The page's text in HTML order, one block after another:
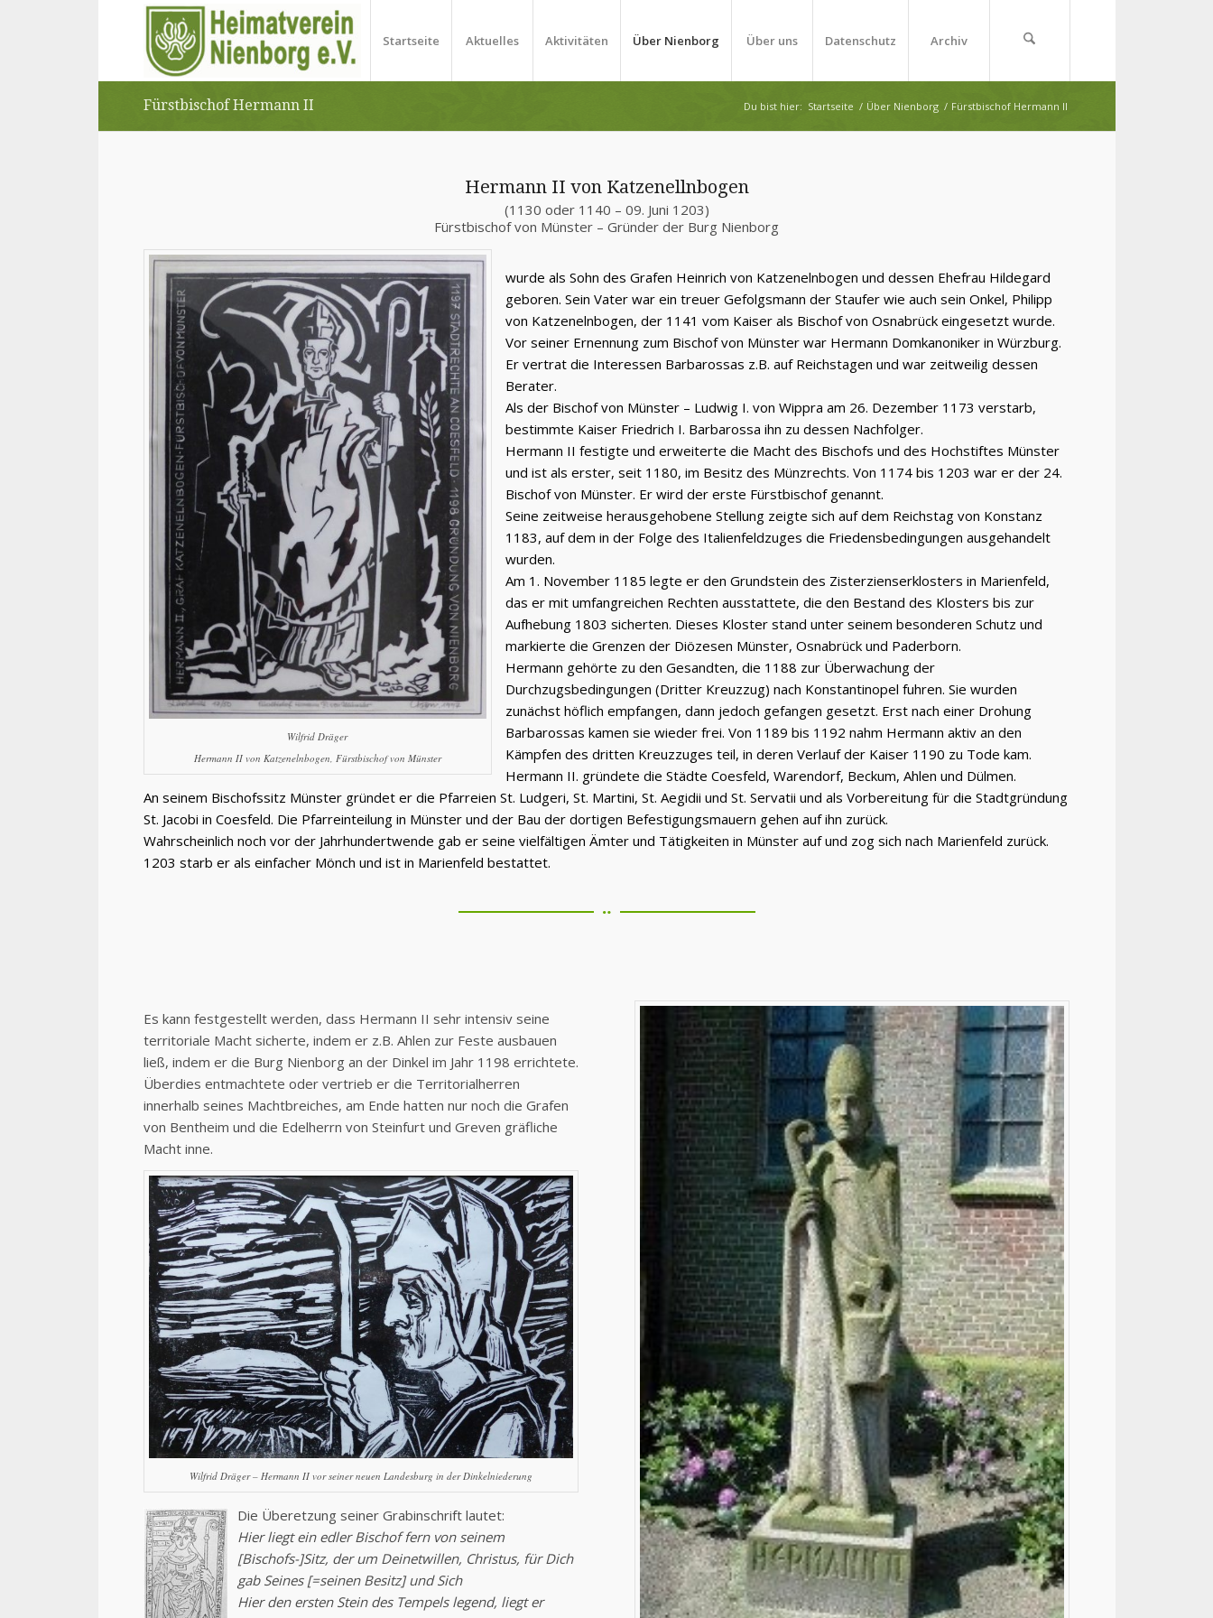
Startseite Aktuelles Aktivitäten Über Nienborg Über uns Datenschutz Archiv
Fürstbischof Hermann II Du bist hier: Startseite / Über Nienborg / Fürstbischof Hermann II
Hermann II von Katzenellnbogen
(1130 oder 1140 – 09. Juni 1203)
Fürstbischof von Münster – Gründer der Burg Nienborg
Wilfrid Dräger
Hermann II von Katzenelnbogen, Fürstbischof von Münster
wurde als Sohn des Grafen Heinrich von Katzenelnbogen und dessen Ehefrau Hildegard
geboren. Sein Vater war ein treuer Gefolgsmann der Staufer wie auch sein Onkel, Philipp
von Katzenelnbogen, der 1141 vom Kaiser als Bischof von Osnabrück eingesetzt wurde.
Vor seiner Ernennung zum Bischof von Münster war Hermann Domkanoniker in Würzburg.
Er vertrat die Interessen Barbarossas z.B. auf Reichstagen und war zeitweilig dessen
Berater.
Als der Bischof von Münster – Ludwig I. von Wippra am 26. Dezember 1173 verstarb,
bestimmte Kaiser Friedrich I. Barbarossa ihn zu dessen Nachfolger.
Hermann II festigte und erweiterte die Macht des Bischofs und des Hochstiftes Münster
und ist als erster, seit 1180, im Besitz des Münzrechts. Von 1174 bis 1203 war er der 24.
Bischof von Münster. Er wird der erste Fürstbischof genannt.
Seine zeitweise herausgehobene Stellung zeigte sich auf dem Reichstag von Konstanz
1183, auf dem in der Folge des Italienfeldzuges die Friedensbedingungen ausgehandelt
wurden.
Am 1. November 1185 legte er den Grundstein des Zisterzienserklosters in Marienfeld,
das er mit umfangreichen Rechten ausstattete, die den Bestand des Klosters bis zur
Aufhebung 1803 sicherten. Dieses Kloster stand unter seinem besonderen Schutz und
markierte die Grenzen der Diözesen Münster, Osnabrück und Paderborn.
Hermann gehörte zu den Gesandten, die 1188 zur Überwachung der
Durchzugsbedingungen (Dritter Kreuzzug) nach Konstantinopel fuhren. Sie wurden
zunächst höflich empfangen, dann jedoch gefangen gesetzt. Erst nach einer Drohung
Barbarossas kamen sie wieder frei. Von 1189 bis 1192 nahm Hermann aktiv an den
Kämpfen des dritten Kreuzzuges teil, in deren Verlauf der Kaiser 1190 zu Tode kam.
Hermann II. gründete die Städte Coesfeld, Warendorf, Beckum, Ahlen und Dülmen.
An seinem Bischofssitz Münster gründet er die Pfarreien St. Ludgeri, St. Martini, St. Aegidii und St. Servatii und als Vorbereitung für die Stadtgründung
St. Jacobi in Coesfeld. Die Pfarreinteilung in Münster und der Bau der dortigen Befestigungsmauern gehen auf ihn zurück.
Wahrscheinlich noch vor der Jahrhundertwende gab er seine vielfältigen Ämter und Tätigkeiten in Münster auf und zog sich nach Marienfeld zurück.
1203 starb er als einfacher Mönch und ist in Marienfeld bestattet.
Es kann festgestellt werden, dass Hermann II sehr intensiv seine
territoriale Macht sicherte, indem er z.B. Ahlen zur Feste ausbauen
ließ, indem er die Burg Nienborg an der Dinkel im Jahr 1198 errichtete.
Überdies entmachtete oder vertrieb er die Territorialherren
innerhalb seines Machtbreiches, am Ende hatten nur noch die Grafen
von Bentheim und die Edelherrn von Steinfurt und Greven gräfliche
Macht inne.
Wilfrid Dräger – Hermann II vor seiner neuen Landesburg in der Dinkelniederung
Die Überetzung seiner Grabinschrift lautet:
Hier liegt ein edler Bischof fern von seinem
[Bischofs-]Sitz, der um Deinetwillen, Christus, für Dich
gab Seines [=seinen Besitz] und Sich
Hier den ersten Stein des Tempels legend, liegt er